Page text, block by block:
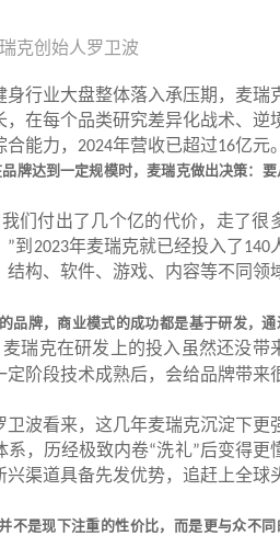
克创始人罗卫波
身行业大盘整体落入承压期，麦瑞
，在每个品类研究差异化战术、逆
能力， 2024年营收已超过16亿元
牌达到一定规模时，麦瑞克做出决策：要
我们付出了几个亿的代价，走了很
”到 2023年麦瑞克就已经投入了140
结构、软件、游戏、内容等不同领
品牌，商业模式的成功都是基于研发，通
麦瑞克在研发上的投入虽然还没带
定阶段技术成熟后，会给品牌带来
卫波看来，这几年麦瑞克沉淀下更
系，历经极致内卷“洗礼”后变得更
兴渠道具备先发优势，追赶上全球
不是现下注重的性价比，而是更与众不同